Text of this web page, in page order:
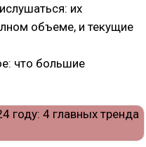
их
объеме, и текущие
что большие